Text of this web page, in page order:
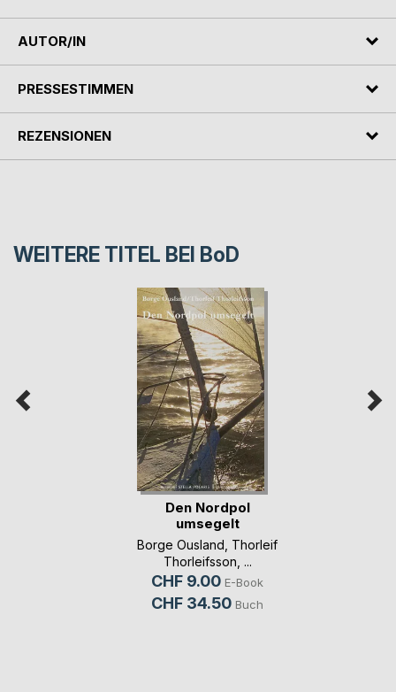
AUTOR/IN
PRESSESTIMMEN
REZENSIONEN
WEITERE TITEL BEI BoD
Den Nordpol
umsegelt
Borge Ousland, Thorleif
Thorleifsson, ...
CHF 9.00 E-Book
CHF 34.50 Buch